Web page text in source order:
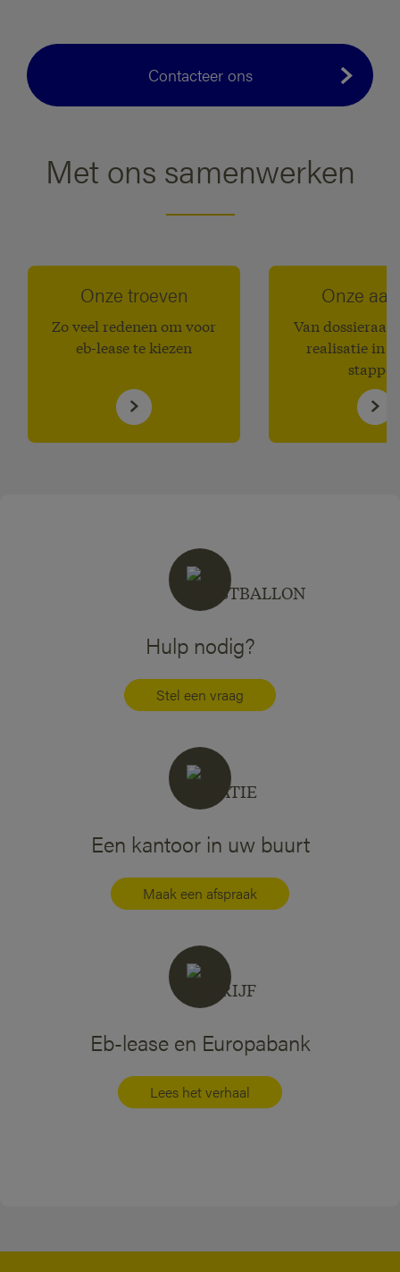
Contacteer ons
Met ons samenwerken
Onze troeven
Zo veel redenen om voor
eb-lease te kiezen
Onze
Van
realisatie in
Hulp nodig?
Stel een vraag
Een kantoor in uw buurt
Maak een afspraak
Eb-lease en Europabank
Lees het verhaal